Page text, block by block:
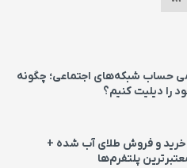
حساب شبکه‌های اجتماعی؛ چگونه
را دیلیت کنیم؟
خرید و فروش طلای آب شده +
پلتفرم‌ها